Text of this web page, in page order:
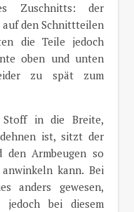
Zuschnitts: der
den Schnittteilen
die Teile jedoch
oben und unten
zu spät zum
Stoff in die Breite,
ist, sitzt der
Armbeugen so
kann. Bei
anders gewesen,
jedoch bei diesem